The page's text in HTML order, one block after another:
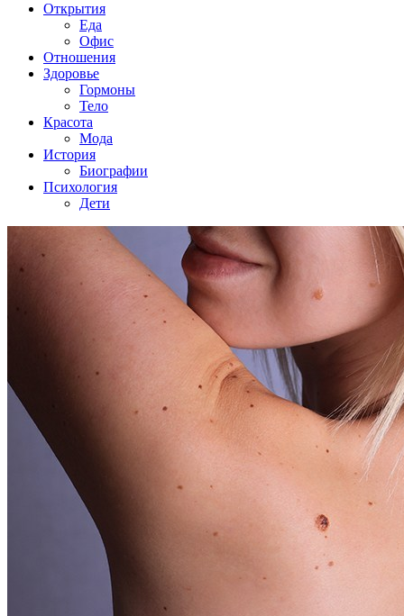
Открытия
Еда
Офис
Отношения
Здоровье
Гормоны
Тело
Красота
Мода
История
Биографии
Психология
Дети